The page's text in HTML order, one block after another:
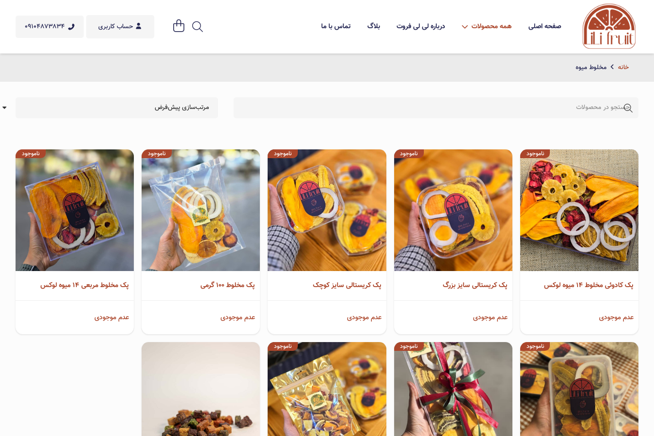
صفحه اصلی همه محصولات درباره لی لی فروت بلاگ تماس با ما حساب کاربری 09104873834
خانه مخلوط میوه
ناموجود
پک کادوئی مخلوط 14 میوه لوکس
عدم موجودی
ناموجود
پک کریستالی سایز بزرگ
عدم موجودی
ناموجود
پک کریستالی سایز کوچک
عدم موجودی
ناموجود
پک مخلوط ۱۰۰ گرمی
عدم موجودی
ناموجود
پک مخلوط مربعی 14 میوه لوکس
عدم موجودی
ناموجود ناموجود ناموجود